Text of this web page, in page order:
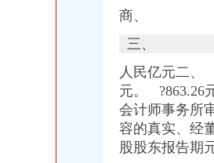
|双凤铜镜效果图片_香港太古估计拍卖有
_工商信息_电话_地址_信用信息_财务信
律意见书_天图物流（）_公告正文
系方式_信用报告_工商信息-启信宝
_注册信息_信用信息_诉讼信息_财务信
商、
三、
人民亿元二、
元。 ?863.26
会计师事务所
容的真实、经
股股东报告期